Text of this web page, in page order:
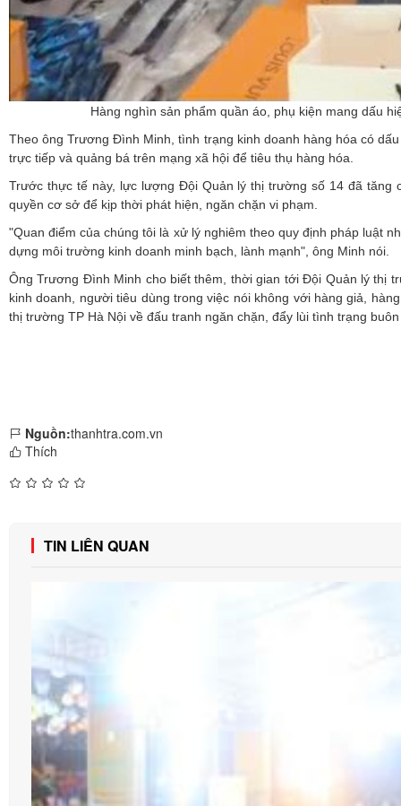
Hàng nghìn sản phẩm quần áo, phụ kiện mang dấu
Theo ông Trương Đình Minh, tình trạng kinh doanh hàng hóa có
trực tiếp và quảng bá trên mạng xã hội để tiêu thụ hàng hóa.
Trước thực tế này, lực lượng Đội Quản lý thị trường số 14 đã
quyền cơ sở để kịp thời phát hiện, ngăn chặn vi phạm.
"Quan điểm của chúng tôi là xử lý nghiêm theo quy định pháp luật
dựng môi trường kinh doanh minh bạch, lành mạnh", ông Minh nói.
Ông Trương Đình Minh cho biết thêm, thời gian tới Đội Quản lý thị
kinh doanh, người tiêu dùng trong việc nói không với hàng giả,
thị trường TP Hà Nội về đấu tranh ngăn chặn, đẩy lùi tình trạng
Nguồn:thanhtra.com.vn
Thích
TIN LIÊN QUAN